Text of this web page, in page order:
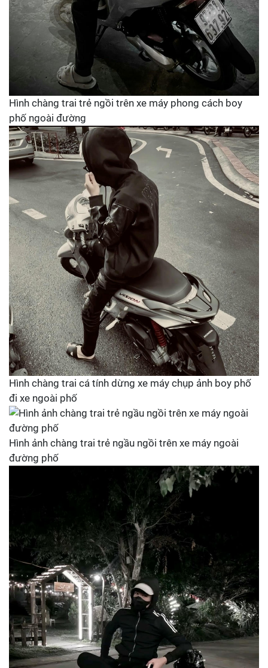
Hình chàng trai trẻ ngồi trên xe máy phong cách boy
phố ngoài đường
Hình chàng trai cá tính dừng xe máy chụp ảnh boy phố
đi xe ngoài phố
Hình ảnh chàng trai trẻ ngầu ngồi trên xe máy ngoài
đường phố